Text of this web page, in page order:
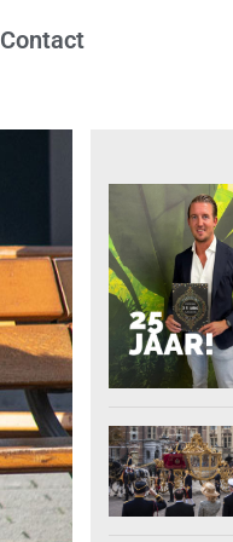
Contact